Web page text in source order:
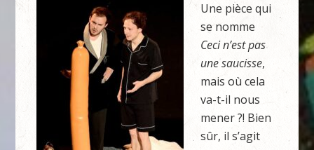
Une pièce qui
se nomme
Ceci n’est pas
une saucisse,
mais où cela
va-t-il nous
mener ?! Bien
sûr, il s’agit